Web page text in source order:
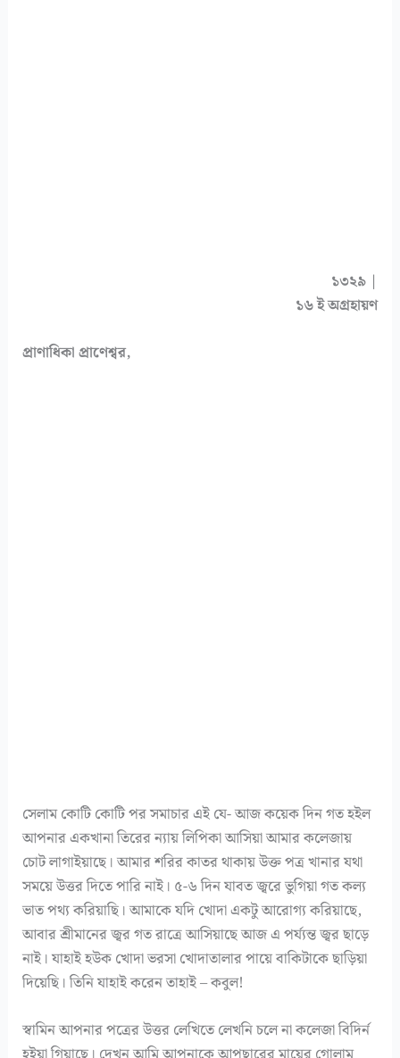
১৩২৯ |
১৬ ই অগ্রহায়ণ
প্রাণাধিকা প্রাণেশ্বর,
সেলাম কোটি কোটি পর সমাচার এই যে- আজ কয়েক দিন গত হইল
আপনার একখানা তিরের ন্যায় লিপিকা আসিয়া আমার কলেজায়
চোট লাগাইয়াছে। আমার শরির কাতর থাকায় উক্ত পত্র খানার যথা
সময়ে উত্তর দিতে পারি নাই। ৫-৬ দিন যাবত জ্বরে ভুগিয়া গত কল্য
ভাত পথ্য করিয়াছি। আমাকে যদি খোদা একটু আরোগ্য করিয়াছে,
আবার শ্রীমানের জ্বর গত রাত্রে আসিয়াছে আজ এ পর্য্যন্ত জ্বর ছাড়ে
নাই। যাহাই হউক খোদা ভরসা খোদাতালার পায়ে বাকিটাকে ছাড়িয়া
দিয়েছি। তিনি যাহাই করেন তাহাই – কবুল!
স্বামিন আপনার পত্রের উত্তর লেখিতে লেখনি চলে না কলেজা বিদির্ন